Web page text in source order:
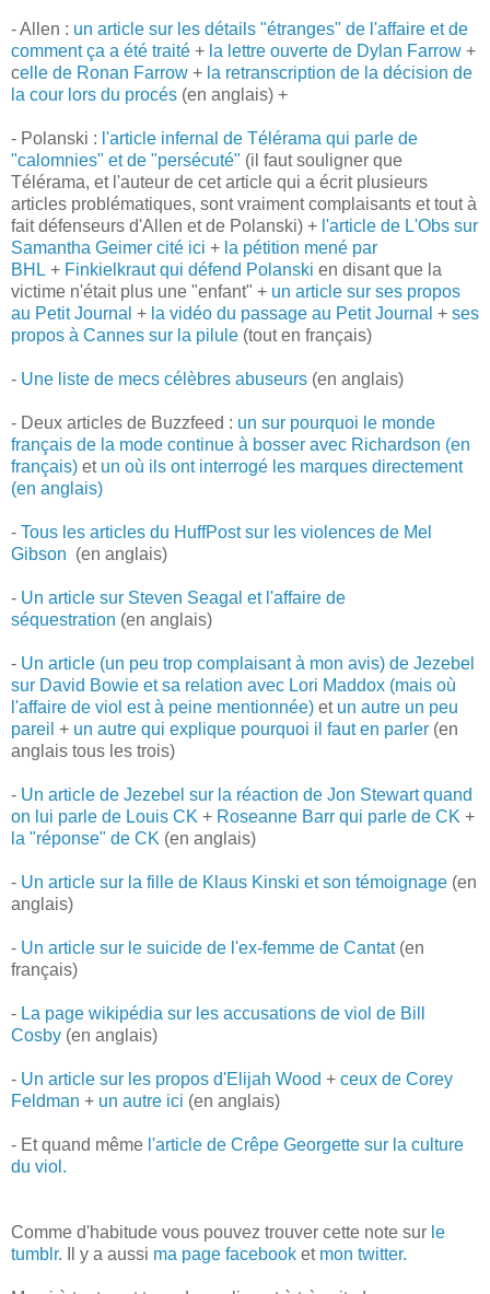
- Allen : un article sur les détails "étranges" de l'affaire et de
comment ça a été traité + la lettre ouverte de Dylan Farrow +
celle de Ronan Farrow + la retranscription de la décision de
la cour lors du procés (en anglais) +
- Polanski : l'article infernal de Télérama qui parle de
"calomnies" et de "persécuté" (il faut souligner que
Télérama, et l'auteur de cet article qui a écrit plusieurs
articles problématiques, sont vraiment complaisants et tout à
fait défenseurs d'Allen et de Polanski) + l'article de L'Obs sur
Samantha Geimer cité ici + la pétition mené par
BHL + Finkielkraut qui défend Polanski en disant que la
victime n'était plus une "enfant" + un article sur ses propos
au Petit Journal + la vidéo du passage au Petit Journal + ses
propos à Cannes sur la pilule (tout en français)
- Une liste de mecs célèbres abuseurs (en anglais)
- Deux articles de Buzzfeed : un sur pourquoi le monde
français de la mode continue à bosser avec Richardson (en
français) et un où ils ont interrogé les marques directement
(en anglais)
- Tous les articles du HuffPost sur les violences de Mel
Gibson (en anglais)
- Un article sur Steven Seagal et l'affaire de
séquestration (en anglais)
- Un article (un peu trop complaisant à mon avis) de Jezebel
sur David Bowie et sa relation avec Lori Maddox (mais où
l'affaire de viol est à peine mentionnée) et un autre un peu
pareil + un autre qui explique pourquoi il faut en parler (en
anglais tous les trois)
- Un article de Jezebel sur la réaction de Jon Stewart quand
on lui parle de Louis CK + Roseanne Barr qui parle de CK +
la "réponse" de CK (en anglais)
- Un article sur la fille de Klaus Kinski et son témoignage (en
anglais)
- Un article sur le suicide de l'ex-femme de Cantat(en
français)
- La page wikipédia sur les accusations de viol de Bill
Cosby (en anglais)
- Un article sur les propos d'Elijah Wood + ceux de Corey
Feldman + un autre ici (en anglais)
- Et quand même l'article de Crêpe Georgette sur la culture
du viol.
Comme d'habitude vous pouvez trouver cette note sur le
tumblr. Il y a aussi ma page facebook et mon twitter.